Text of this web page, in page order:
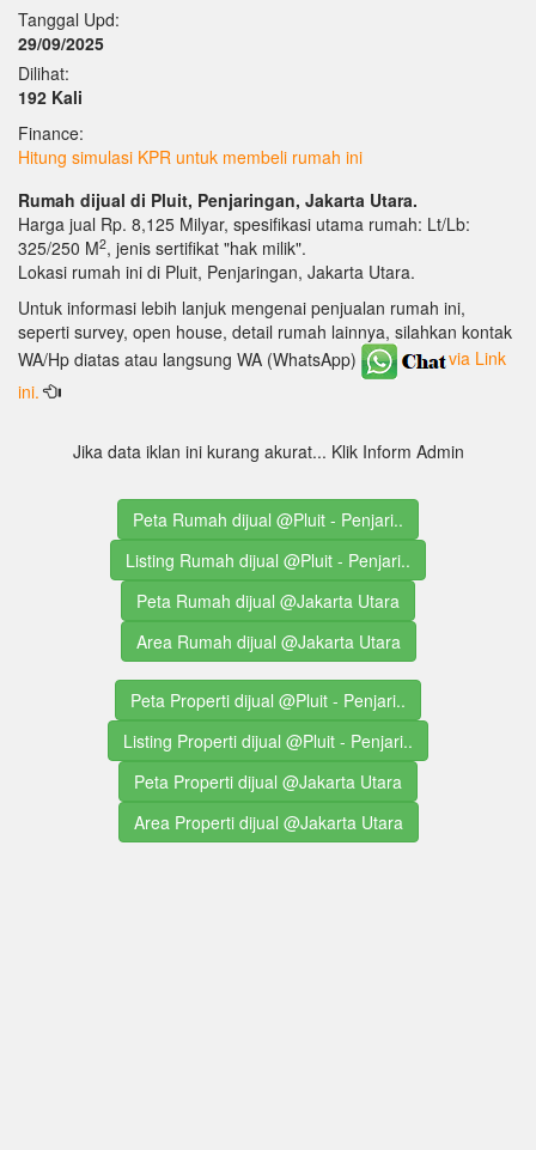
Tanggal Upd:
29/09/2025
Dilihat:
192 Kali
Finance:
Hitung simulasi KPR untuk membeli rumah ini
Rumah dijual di Pluit, Penjaringan, Jakarta Utara.
Harga jual Rp. 8,125 Milyar, spesifikasi utama rumah: Lt/Lb:
325/250 M2, jenis sertifikat "hak milik".
Lokasi rumah ini di Pluit, Penjaringan, Jakarta Utara.
Untuk informasi lebih lanjuk mengenai penjualan rumah ini,
seperti survey, open house, detail rumah lainnya, silahkan kontak
WA/Hp diatas atau langsung WA (WhatsApp)
via Link
ini.
Jika data iklan ini kurang akurat... Klik Inform Admin
Peta Rumah dijual @Pluit - Penjari..
Listing Rumah dijual @Pluit - Penjari..
Peta Rumah dijual @Jakarta Utara
Area Rumah dijual @Jakarta Utara
Peta Properti dijual @Pluit - Penjari..
Listing Properti dijual @Pluit - Penjari..
Peta Properti dijual @Jakarta Utara
Area Properti dijual @Jakarta Utara